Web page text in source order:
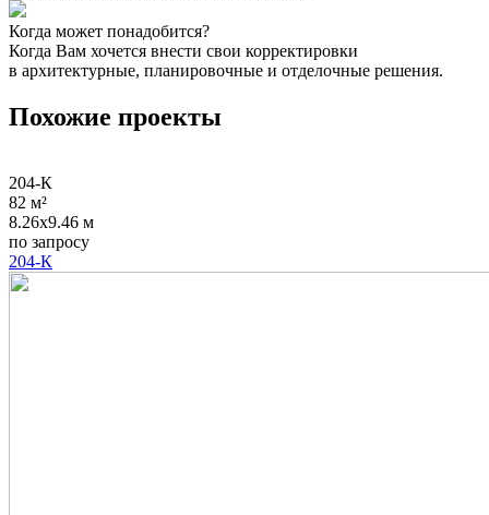
Когда может понадобится?
Когда Вам хочется внести свои корректировки
в архитектурные, планировочные и отделочные решения.
Похожие проекты
204-К
82 м²
8.26x9.46 м
по запросу
204-К